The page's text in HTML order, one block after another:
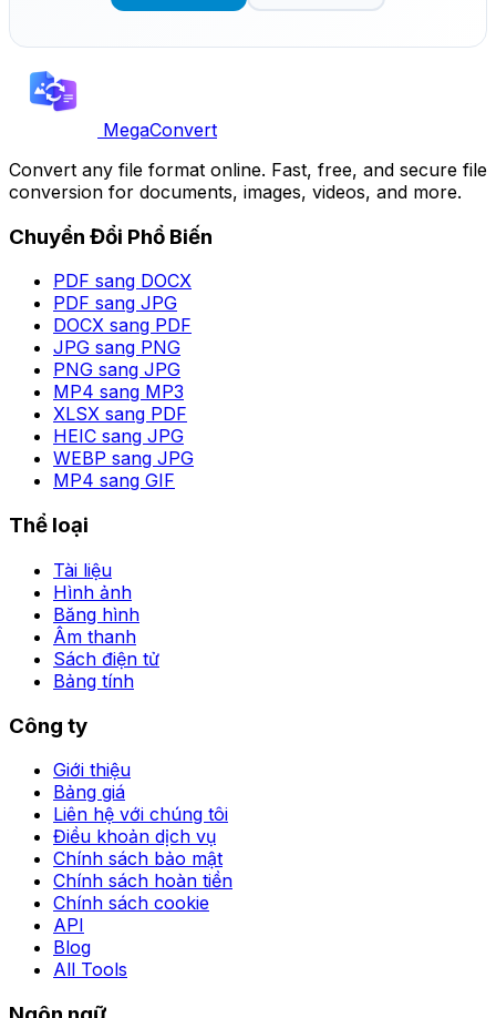
MegaConvert
Convert any file format online. Fast, free, and secure file
conversion for documents, images, videos, and more.
Chuyển Đổi Phổ Biến
PDF sang DOCX
PDF sang JPG
DOCX sang PDF
JPG sang PNG
PNG sang JPG
MP4 sang MP3
XLSX sang PDF
HEIC sang JPG
WEBP sang JPG
MP4 sang GIF
Thể loại
Tài liệu
Hình ảnh
Băng hình
Âm thanh
Sách điện tử
Bảng tính
Công ty
Giới thiệu
Bảng giá
Liên hệ với chúng tôi
Điều khoản dịch vụ
Chính sách bảo mật
Chính sách hoàn tiền
Chính sách cookie
API
Blog
All Tools